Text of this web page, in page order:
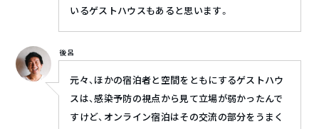
いるゲストハウスもあると思います。
後呂
元々、ほかの宿泊者と空間をともにするゲストハウ
スは、感染予防の視点から見て立場が弱かったんで
すけど、オンライン宿泊はその交流の部分をうまく